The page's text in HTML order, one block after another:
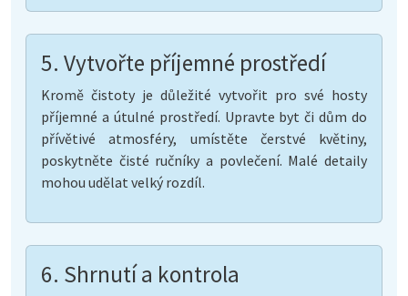
5. Vytvořte příjemné prostředí
Kromě čistoty je důležité vytvořit pro své hosty
příjemné a útulné prostředí. Upravte byt či dům do
přívětivé atmosféry, umístěte čerstvé květiny,
poskytněte čisté ručníky a povlečení. Malé detaily
mohou udělat velký rozdíl.
6. Shrnutí a kontrola